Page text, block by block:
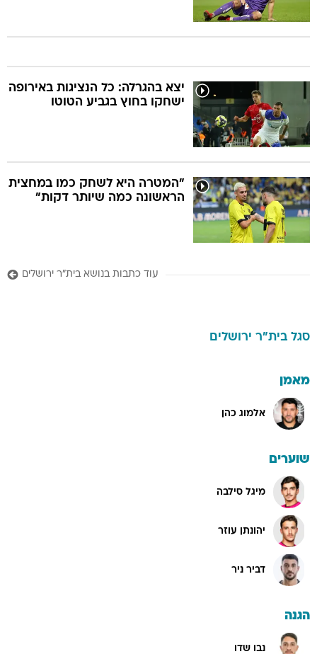
יצא בהגרלה: כל הנציגות באירופה
ישחקו בחוץ בגביע הטוטו
"המטרה היא לשחק כמו במחצית
הראשונה כמה שיותר דקות"
עוד כתבות בנושא בית"ר ירושלים
סגל בית"ר ירושלים
מאמן
אלמוג כהן
שוערים
מיגל סילבה
יהונתן עוזר
דביר ניר
הגנה
נבו שדו